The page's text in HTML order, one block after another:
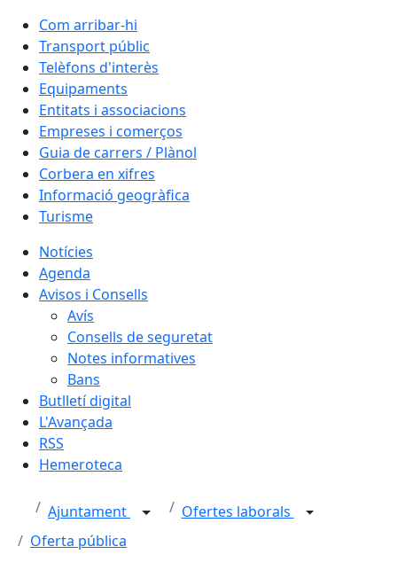
Com arribar-hi
Transport públic
Telèfons d'interès
Equipaments
Entitats i associacions
Empreses i comerços
Guia de carrers / Plànol
Corbera en xifres
Informació geogràfica
Turisme
Notícies
Agenda
Avisos i Consells
Avís
Consells de seguretat
Notes informatives
Bans
Butlletí digital
L'Avançada
RSS
Hemeroteca
Ajuntament
Ofertes laborals
Oferta pública